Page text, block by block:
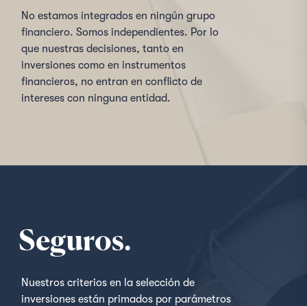
No estamos integrados en ningún grupo
financiero. Somos independientes. Por lo
que nuestras decisiones, tanto en
inversiones como en instrumentos
financieros, no entran en conflicto de
intereses con ninguna entidad.
Seguros.
Nuestros criterios en la selección de
inversiones están primados por parámetros